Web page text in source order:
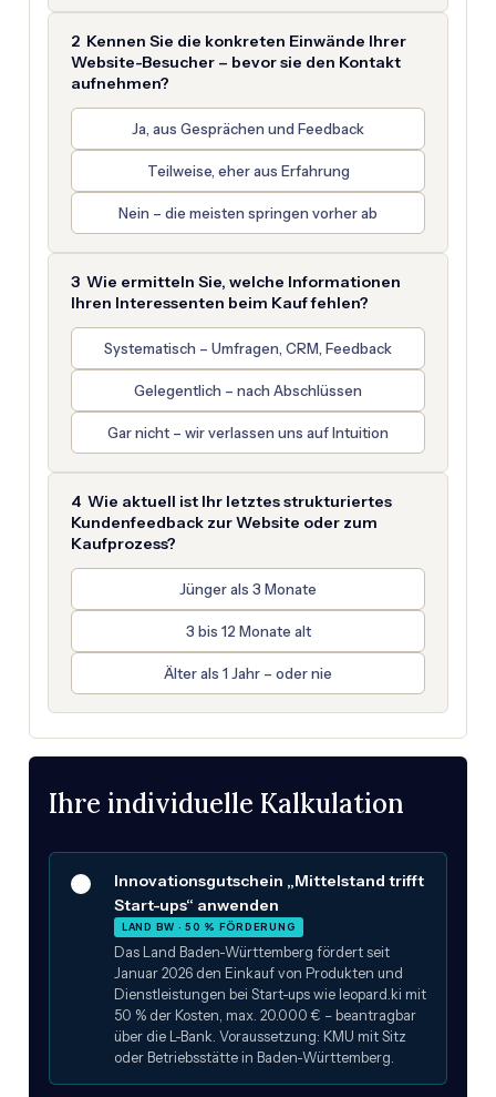
2 Kennen Sie die konkreten Einwände Ihrer
Website-Besucher – bevor sie den Kontakt
aufnehmen?
Ja, aus Gesprächen und Feedback
Teilweise, eher aus Erfahrung
Nein – die meisten springen vorher ab
3 Wie ermitteln Sie, welche Informationen
Ihren Interessenten beim Kauf fehlen?
Systematisch – Umfragen, CRM, Feedback
Gelegentlich – nach Abschlüssen
Gar nicht – wir verlassen uns auf Intuition
4 Wie aktuell ist Ihr letztes strukturiertes
Kundenfeedback zur Website oder zum
Kaufprozess?
Jünger als 3 Monate
3 bis 12 Monate alt
Älter als 1 Jahr – oder nie
Ihre individuelle Kalkulation
Innovationsgutschein „Mittelstand trifft
Start-ups“ anwenden
LAND BW · 50 % FÖRDERUNG
Das Land Baden-Württemberg fördert seit
Januar 2026 den Einkauf von Produkten und
Dienstleistungen bei Start-ups wie leopard.ki mit
50 % der Kosten, max. 20.000 € – beantragbar
über die L-Bank. Voraussetzung: KMU mit Sitz
oder Betriebsstätte in Baden-Württemberg.